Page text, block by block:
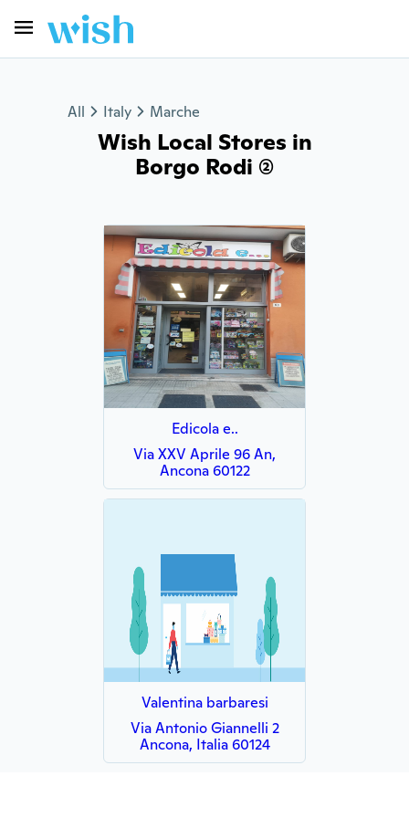
All Italy Marche
Wish Local Stores in
Borgo Rodi (2)
Edicola e..
Via XXV Aprile 96 An,
Ancona 60122
Valentina barbaresi
Via Antonio Giannelli 2
Ancona, Italia 60124